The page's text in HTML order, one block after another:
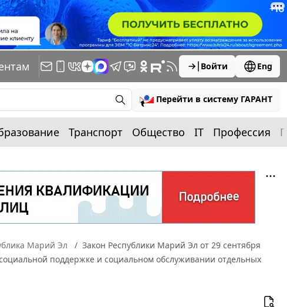
Войти Eng
Перейти в систему ГАРАНТ
Транспорт Общество IT Профессия
Марий Эл
Закон Республики Марий Эл от 29 сентября
поддержке и социальном обслуживании отдельных